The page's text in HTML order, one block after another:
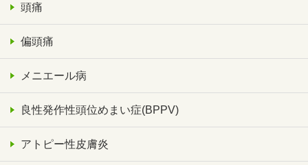
頭痛
偏頭痛
メニエール病
良性発作性頭位めまい症(BPPV)
アトピー性皮膚炎